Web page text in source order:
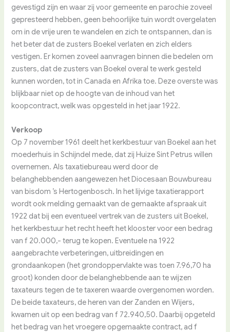
gevestigd zijn en waar zij voor gemeente en parochie zoveel
gepresteerd hebben, geen behoorlijke tuin wordt overgelaten
om in de vrije uren te wandelen en zich te ontspannen, dan is
het beter dat de zusters Boekel verlaten en zich elders
vestigen. Er komen zoveel aanvragen binnen die bedelen om
zusters, dat de zusters van Boekel overal te werk gesteld
kunnen worden, tot in Canada en Afrika toe. Deze overste was
blijkbaar niet op de hoogte van de inhoud van het
koopcontract, welk was opgesteld in het jaar 1922.
Verkoop
Op 7 november 1961 deelt het kerkbestuur van Boekel aan het
moederhuis in Schijndel mede, dat zij Huize Sint Petrus willen
overnemen. Als taxatiebureau werd door de
belanghebbenden aangewezen het Diocesaan Bouwbureau
van bisdom ’s Hertogenbosch. In het lijvige taxatierapport
wordt ook melding gemaakt van de gemaakte afspraak uit
1922 dat bij een eventueel vertrek van de zusters uit Boekel,
het kerkbestuur het recht heeft het klooster voor een bedrag
van f 20.000,- terug te kopen. Eventuele na 1922
aangebrachte verbeteringen, uitbreidingen en
grondaankopen (het grondoppervlakte was toen 7.96,70 ha
groot) konden door de belanghebbende aan te wijzen
taxateurs tegen de te taxeren waarde overgenomen worden.
De beide taxateurs, de heren van der Zanden en Wijers,
kwamen uit op een bedrag van f 72.940,50. Daarbij opgeteld
het bedrag van het vroegere opgemaakte contract, ad f